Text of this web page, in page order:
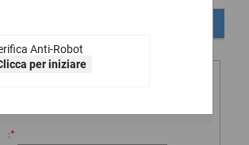
Anti-Robot
per iniziare
richiesta
:*